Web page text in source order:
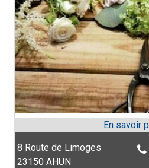
8 Route de Limoges
23150 AHUN